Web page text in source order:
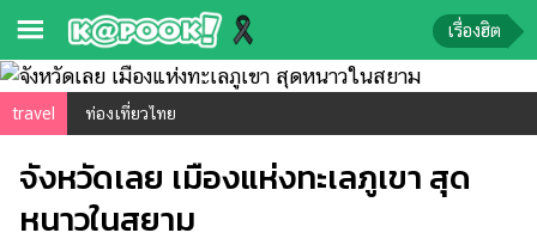
ข่าว-
ความ
รู้
ข่าว
เรื่องฮิต
travel ท่องเที่ยวไทย
จังหวัดเลย เมืองแห่งทะเลภูเขา สุด
หนาวในสยาม